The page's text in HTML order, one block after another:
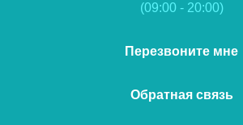
(09:00 - 20:00)
Перезвоните мне
Обратная связь